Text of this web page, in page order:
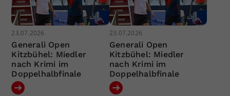
23.07.2026
Generali Open
Kitzbühel: Miedler
nach Krimi im
Doppelhalbfinale
23.07.2026
Generali Open
Kitzbühel: Miedler
nach Krimi im
Doppelhalbfinale